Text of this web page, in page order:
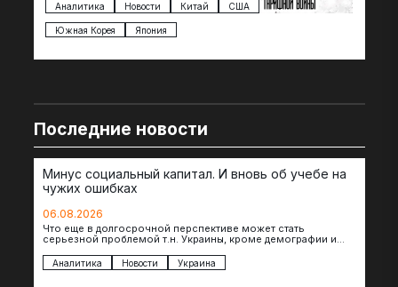
импорта из более 100 стран…
Аналитика Новости Китай США
Южная Корея Япония
Последние новости
Минус социальный капитал. И вновь об учебе на
чужих ошибках
06.08.2026
Что еще в долгосрочной перспективе может стать
серьезной проблемой т.н. Украины, кроме демографии и
которых будет…
Аналитика Новости Украина